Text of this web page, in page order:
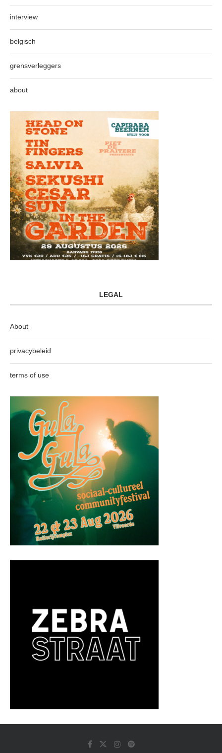
interview
belgisch
grensverleggers
about
LEGAL
About
privacybeleid
terms of use